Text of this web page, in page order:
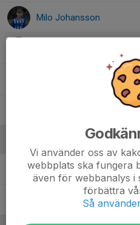
Milo Johansson
Ludvig BerntssonTränare
Shkelqim Salihi Manager/
Vi använder oss av
webbplats ska fungera
även för webbanalys i
förbättra
Så